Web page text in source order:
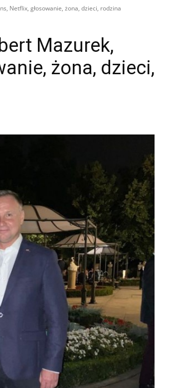
Netflix, głosowanie, żona, dzieci, rodzina
Mazurek,
żona, dzieci,